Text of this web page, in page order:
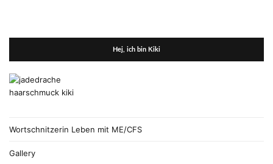
Hej, ich bin Kiki
Wortschnitzerin Leben mit ME/CFS
Gallery